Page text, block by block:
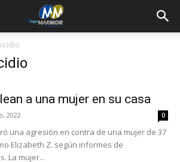
a una mujer en su casa
2022 0
una agresión en contra de una mujer de 37
Elizabeth Z. según informes de
La mujer...